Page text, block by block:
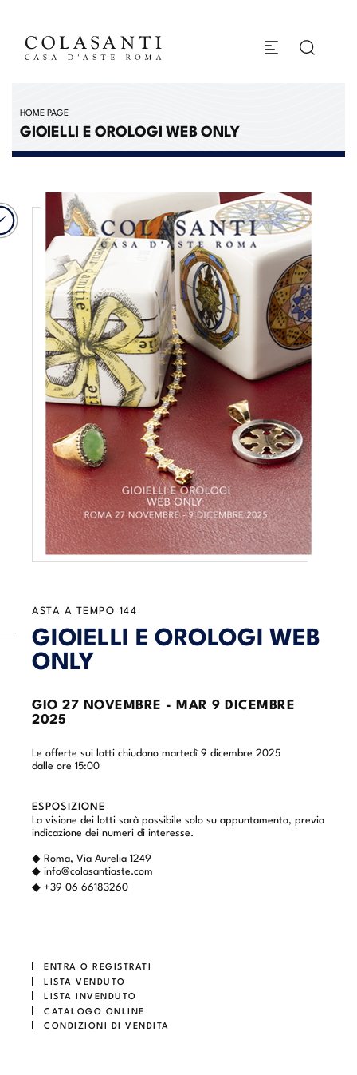
HOME PAGE
GIOIELLI E OROLOGI WEB ONLY
ASTA A TEMPO 144
GIOIELLI E OROLOGI WEB
ONLY
GIO 27 NOVEMBRE - MAR 9 DICEMBRE
2025
Le offerte sui lotti chiudono martedì 9 dicembre 2025
dalle ore 15:00
ESPOSIZIONE
La visione dei lotti sarà possibile solo su appuntamento, previa
indicazione dei numeri di interesse.
◆ Roma, Via Aurelia 1249
◆ info@colasantiaste.com
◆ +39 06 66183260
ENTRA O REGISTRATI
LISTA VENDUTO
LISTA INVENDUTO
CATALOGO ONLINE
CONDIZIONI DI VENDITA